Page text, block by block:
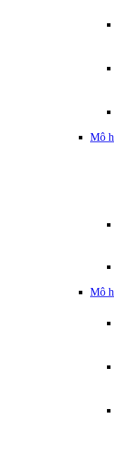
Mô
Mô